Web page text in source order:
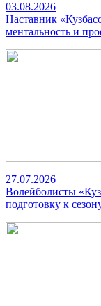
03.08.2026
Наставник
ментальность и
27.07.2026
Волейболисты
подготовку к